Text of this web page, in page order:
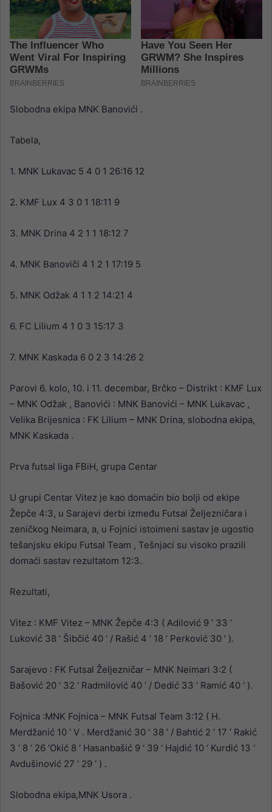
Slobodna ekipa MNK Banovići .
Tabela,
1. MNK Lukavac 5 4 0 1 26:16 12
2. KMF Lux 4 3 0 1 18:11 9
3. MNK Drina 4 2 1 1 18:12 7
4. MNK Banoviči 4 1 2 1 17:19 5
5. MNK Odžak 4 1 1 2 14:21 4
6. FC Lilium 4 1 0 3 15:17 3
7. MNK Kaskada 6 0 2 3 14:26 2
Parovi 6. kolo, 10. i 11. decembar, Brčko – Distrikt : KMF Lux
– MNK Odžak , Banovići : MNK Banovići – MNK Lukavac ,
Velika Brijesnica : FK Lilium – MNK Drina, slobodna ekipa,
MNK Kaskada .
Prva futsal liga FBiH, grupa Centar
U grupi Centar Vitez je kao domaćin bio bolji od ekipe
Žepče 4:3, u Sarajevi derbi između Futsal Željezničara i
zeničkog Neimara, a, u Fojnici istoimeni sastav je ugostio
tešanjsku ekipu Futsal Team , Tešnjaci su visoko prazili
domaći sastav rezultatom 12:3.
Rezultati,
Vitez : KMF Vitez – MNK Žepče 4:3 ( Adilović 9 ‘ 33 ‘
Luković 38 ‘ Šibčić 40 ‘ / Rašić 4 ‘ 18 ‘ Perković 30 ‘ ).
Sarajevo : FK Futsal Željezničar – MNK Neimari 3:2 (
Bašović 20 ‘ 32 ‘ Radmilović 40 ‘ / Dedić 33 ‘ Ramić 40 ‘ ).
Fojnica :MNK Fojnica – MNK Futsal Team 3:12 ( H.
Merdžanić 10 ‘ V . Merdžanić 30 ‘ 38 ‘ / Bahtić 2 ‘ 17 ‘ Rakić
3 ‘ 8 ‘ 26 ‘Okić 8 ‘ Hasanbašić 9 ‘ 39 ‘ Hajdić 10 ‘ Kurdić 13 ‘
Avdušinović 27 ‘ 29 ‘ ) .
Slobodna ekipa,MNK Usora .